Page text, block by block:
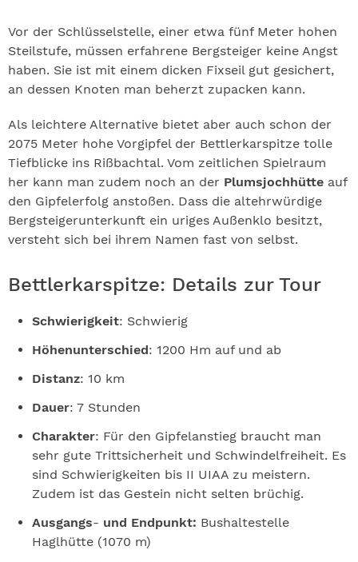
Vor der Schlüsselstelle, einer etwa fünf Meter hohen
Steilstufe, müssen erfahrene Bergsteiger keine Angst
haben. Sie ist mit einem dicken Fixseil gut gesichert,
an dessen Knoten man beherzt zupacken kann.
Als leichtere Alternative bietet aber auch schon der
2075 Meter hohe Vorgipfel der Bettlerkarspitze tolle
Tiefblicke ins Rißbachtal. Vom zeitlichen Spielraum
her kann man zudem noch an der Plumsjochhütte auf
den Gipfelerfolg anstoßen. Dass die altehrwürdige
Bergsteigerunterkunft ein uriges Außenklo besitzt,
versteht sich bei ihrem Namen fast von selbst.
Bettlerkarspitze: Details zur Tour
Schwierigkeit: Schwierig
Höhenunterschied: 1200 Hm auf und ab
Distanz: 10 km
Dauer: 7 Stunden
Charakter: Für den Gipfelanstieg braucht man
sehr gute Trittsicherheit und Schwindelfreiheit. Es
sind Schwierigkeiten bis II UIAA zu meistern.
Zudem ist das Gestein nicht selten brüchig.
Ausgangs- und Endpunkt: Bushaltestelle
Haglhütte (1070 m)